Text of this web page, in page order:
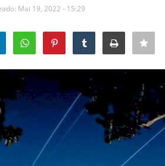
Mai 19, 2022 - 15:29